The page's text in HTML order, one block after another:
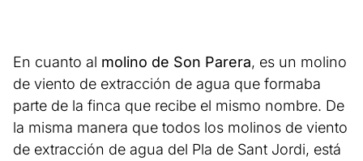
En cuanto al molino de Son Parera, es un molino
de viento de extracción de agua que formaba
parte de la finca que recibe el mismo nombre. De
la misma manera que todos los molinos de viento
de extracción de agua del Pla de Sant Jordi, está